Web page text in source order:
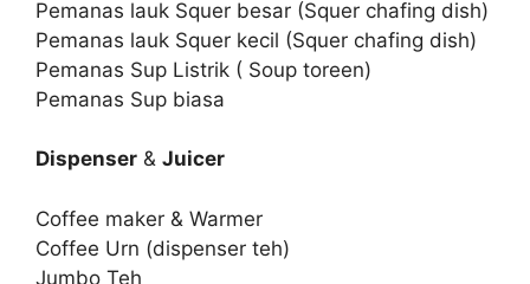
Pemanas lauk Squer besar (Squer chafing dish)
Pemanas lauk Squer kecil (Squer chafing dish)
Pemanas Sup Listrik ( Soup toreen)
Pemanas Sup biasa
Dispenser & Juicer
Coffee maker & Warmer
Coffee Urn (dispenser teh)
Jumbo Teh